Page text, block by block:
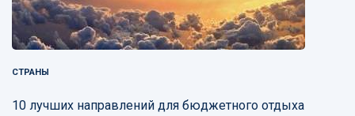
СТРАНЫ
10 лучших направлений для бюджетного отдыха